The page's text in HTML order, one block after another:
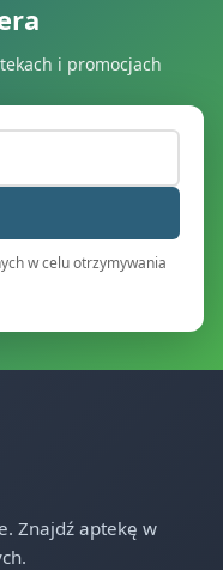
i promocjach
w celu otrzymywania
Znajdź aptekę w